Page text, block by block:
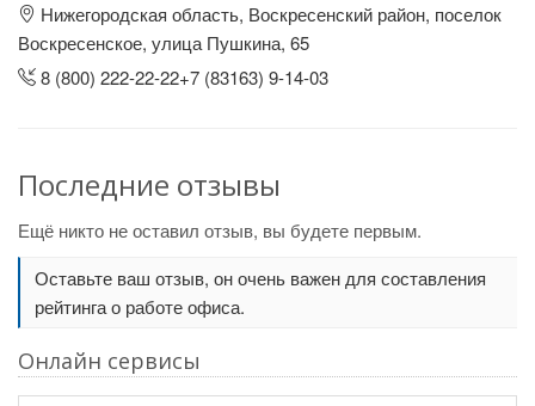
Нижегородская область, Воскресенский район, поселок
Воскресенское, улица Пушкина, 65
8 (800) 222-22-22+7 (83163) 9-14-03
Последние отзывы
Ещё никто не оставил отзыв, вы будете первым.
Оставьте ваш отзыв, он очень важен для составления
рейтинга о работе офиса.
Онлайн сервисы